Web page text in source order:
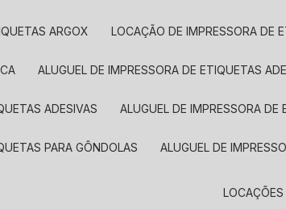
ARGOX LOCAÇÃO DE IMPRESSORA DE
ALUGUEL DE IMPRESSORA DE ETIQUETAS
ADESIVAS ALUGUEL DE IMPRESSORA
PARA GÔNDOLAS ALUGUEL DE